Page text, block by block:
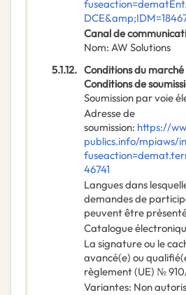
Canal de
Nom: AW Solutions
5.1.12. Conditions du
Conditions de
Soumission par voie
Adresse de
soumission: https://
publics.info/mpiaws/
46741
Langues dans
demandes de
peuvent être
Catalogue
La signature ou le
avancé(e) ou
règlement (UE) №
Variantes: Non